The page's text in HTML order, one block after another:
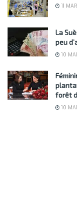
11
La
peu
10
forêt
10